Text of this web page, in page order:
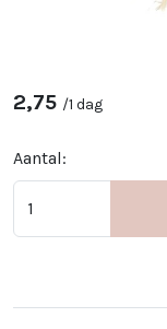
2,75 /1 dag
Aantal: